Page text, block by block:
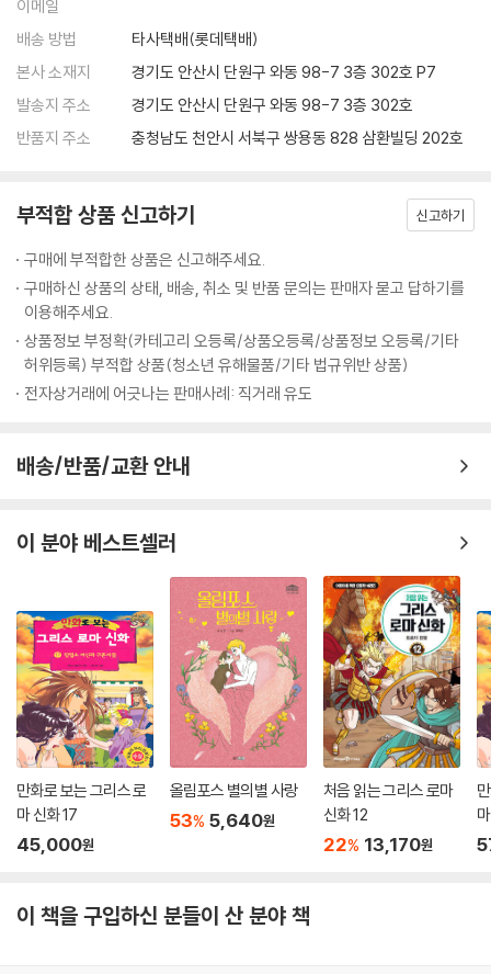
두 모여 ‘거북아 거북아 머리를 내밀어라’라는 노래를 불렀어요. 정말 하늘
에서 들리던 소리처럼 왕이 나타날까요?
이메일
배송 방법
타사택배(롯데택배)
본사 소재지
경기도 안산시 단원구 와동 98-7 3층 302호 P7
발송지 주소
경기도 안산시 단원구 와동 98-7 3층 302호
반품지 주소
충청남도 천안시 서북구 쌍용동 828 삼환빌딩 202호
부적합 상품 신고하기 신고하기
구매에 부적합한 상품은 신고해주세요.
구매하신 상품의 상태, 배송, 취소 및 반품 문의는 판매자 묻고 답하기를
이용해주세요.
상품정보 부정확(카테고리 오등록/상품오등록/상품정보 오등록/기타
허위등록) 부적합 상품(청소년 유해물품/기타 법규위반 상품)
전자상거래에 어긋나는 판매사례: 직거래 유도
배송/반품/교환 안내
이 분야 베스트셀러
만화로 보는 그리스 로
마 신화 17
45,000원
올림포스 별의별 사랑
53% 5,640원
처음 읽는 그리스 로마
신화 12
22% 13,170원
이 책을 구입하신 분들이 산 분야 책